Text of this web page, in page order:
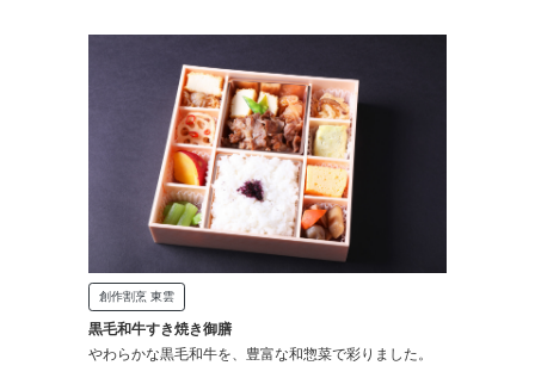
創作割烹 東雲
黒毛和牛すき焼き御膳
やわらかな黒毛和牛を、豊富な和惣菜で彩りました。